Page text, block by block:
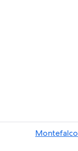
Montefalco